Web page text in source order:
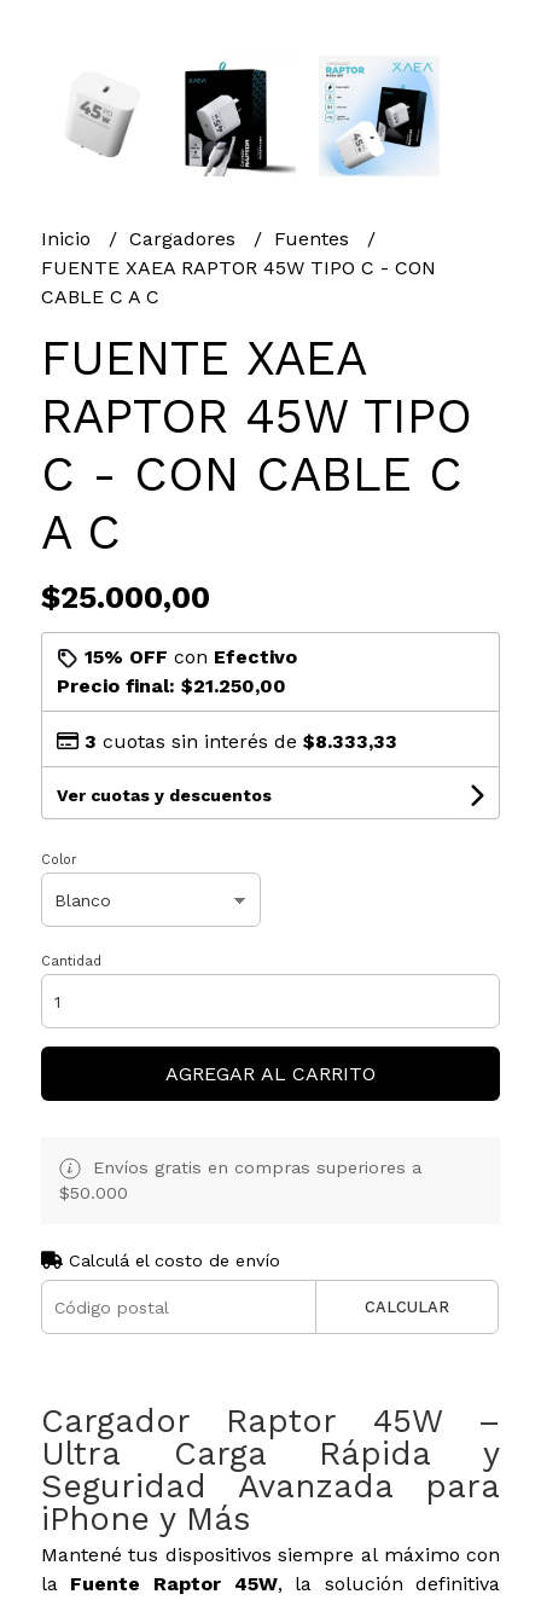
Inicio Cargadores
Fuentes
FUENTE XAEA RAPTOR 45W TIPO C - CON
CABLE C A C
FUENTE XAEA
RAPTOR 45W TIPO
C - CON CABLE C
A C
$25.000,00
15% OFF con Efectivo
Precio final: $21.250,00
3 cuotas sin interés de $8.333,33
Ver cuotas y descuentos
Color
Cantidad
AGREGAR AL CARRITO
Envíos gratis en compras superiores a
$50.000
Calculá el costo de envío
CALCULAR
Cargador Raptor 45W –
Ultra Carga Rápida y
Seguridad Avanzada para
iPhone y Más
Mantené tus dispositivos siempre al máximo con
la Fuente Raptor 45W, la solución definitiva